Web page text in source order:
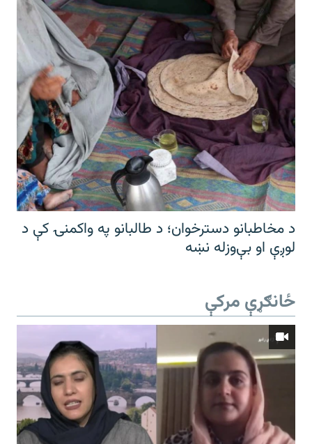
د مخاطبانو دسترخوان؛ د طالبانو په واکمنۍ کې د
لوږې او بې‌وزله نښه
ځانګړې مرکې